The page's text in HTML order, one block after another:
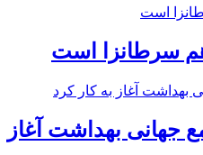
هم سرطانزا است
جهانی بهداشت آغاز